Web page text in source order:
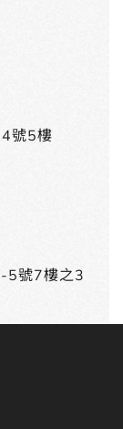
號5樓
5號7樓之3